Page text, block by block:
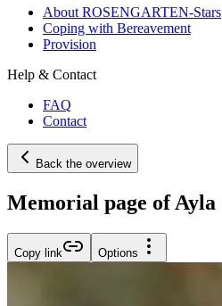
About ROSENGARTEN-Stars
Coping with Bereavement
Provision
Help & Contact
FAQ
Contact
Back the overview
Memorial page of Ayla
Copy link Options